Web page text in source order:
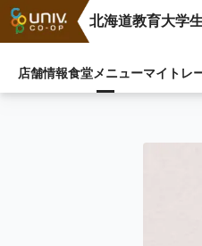
北海道教育大学
店舗情報食堂メニューマイトレ